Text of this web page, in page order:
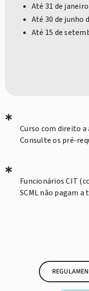
Até 31 de
Até 30 de junho
Até 15 de
*
Curso com direito a
Consulte os pré-
*
Funcionários CIT
SCML não pagam a